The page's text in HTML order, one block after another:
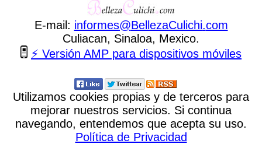
E-mail: informes@BellezaCulichi.com
Culiacan, Sinaloa, Mexico.
⚡ Versión AMP para dispositivos móviles
Utilizamos cookies propias y de terceros para
mejorar nuestros servicios. Si continua
navegando, entendemos que acepta su uso.
Política de Privacidad